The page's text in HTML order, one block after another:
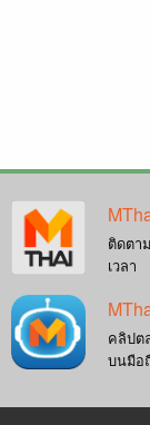
ติดตา
เวลา
คลิปต
บนมื